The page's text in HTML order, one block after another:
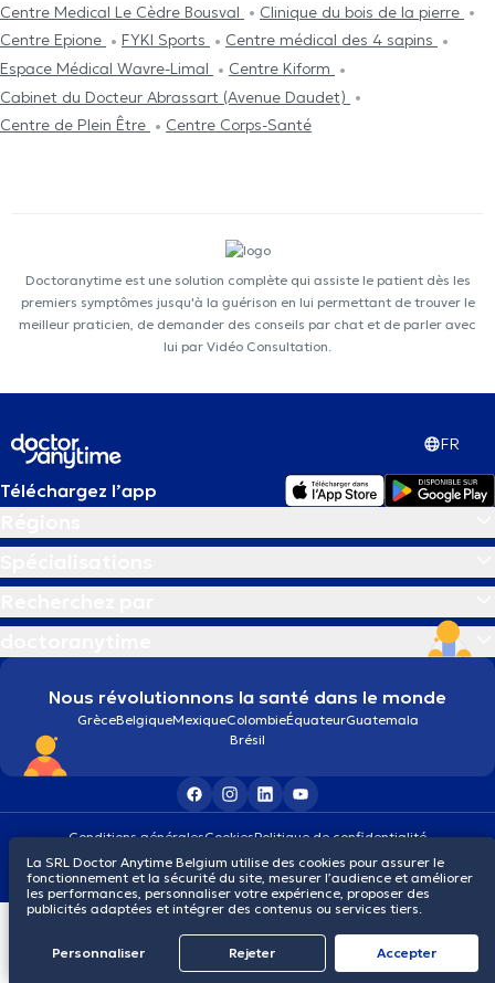
Centre Medical Le Cèdre Bousval
Clinique du bois de la pierre
Centre Epione
FYKI Sports
Centre médical des 4 sapins
Espace Médical Wavre-Limal
Centre Kiform
Cabinet du Docteur Abrassart (Avenue Daudet)
Centre de Plein Être
Centre Corps-Santé
Doctoranytime est une solution complète qui assiste le patient dès les
premiers symptômes jusqu'à la guérison en lui permettant de trouver le
meilleur praticien, de demander des conseils par chat et de parler avec
lui par Vidéo Consultation.
FR
Téléchargez l’app
Nous révolutionnons la santé dans le monde
GrèceBelgiqueMexiqueColombieÉquateurGuatemala
Brésil
Conditions généralesCookiesPolitique de confidentialité
© 2026 doctoranytime
La SRL Doctor Anytime Belgium utilise des cookies pour assurer le
fonctionnement et la sécurité du site, mesurer l’audience et améliorer
les performances, personnaliser votre expérience, proposer des
publicités adaptées et intégrer des contenus ou services tiers.
Personnaliser Rejeter Αccepter